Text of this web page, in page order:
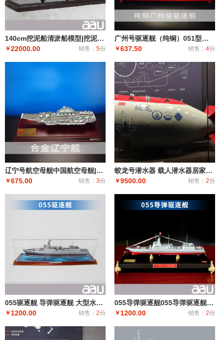
140cm挖泥船清淤船模型|挖泥船模型仿真摆件|工程船模制作礼品个人收藏天鲸号挖泥船
￥22000.00 销售： 5份
广州号驱逐舰（纯铜）051型驱逐舰 导弹驱逐舰 工艺船航模纪念摆件展览收藏品送礼
￥637.50 销售： 4份
辽宁号航空母舰中国航空母舰|固定翼飞机航空母舰|大型远洋航空母舰战斗群
￥675.00 销售： 3份
蛟龙号潜水器 载人潜水器居家办公摆件纪念品收藏礼品赠送
￥9500.00 销售： 2份
055驱逐舰 导弹驱逐舰 大型水面舰艇 军事海军舰艇航模纪念摆件展览收藏品送
￥ 1200.00 销售： 2份
055导弹驱逐舰055导弹驱逐舰 中型水面舰艇 军事海军舰艇模型 工艺船航模纪念摆件展览收藏品送
￥ 1200.00 销售： 2份